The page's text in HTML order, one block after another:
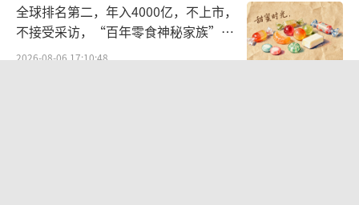
全球排名第二，年入4000亿，不上市，
不接受采访，“百年零食神秘家族”浮
出水面？
2026-08-06 17:10:48